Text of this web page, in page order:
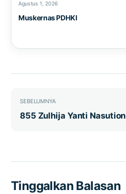
Agustus 1, 2026
Muskernas PDHKI
Navigasi pos
SEBELUMNYA
855 Zulhija Yanti Nasution
Tinggalkan Balasan